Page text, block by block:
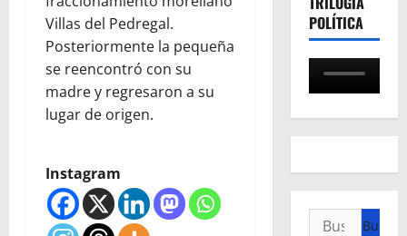
Villas del Pedregal.
Posteriormente la pequeña
se reencontró con su
madre y regresaron a su
lugar de origen.
Instagram
POLÍTICA
Buscar: